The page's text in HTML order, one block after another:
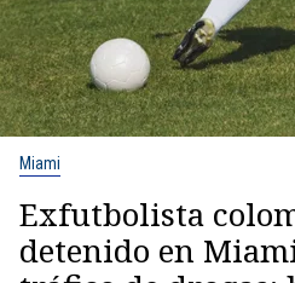
Miami
Exfutbolista
detenido en